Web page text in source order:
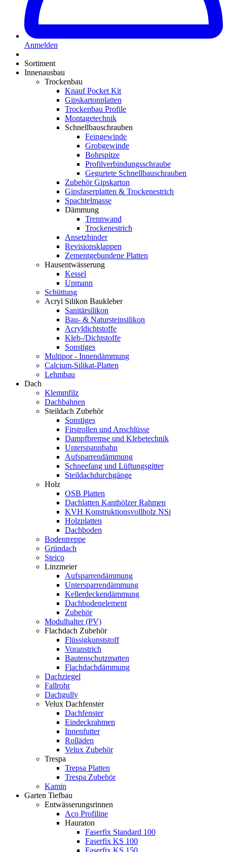
Anmelden
Sortiment
Innenausbau
Trockenbau
Knauf Pocket Kit
Gipskartonplatten
Trockenbau Profile
Montagetechnik
Schnellbauschrauben
Feingewinde
Grobgewinde
Bohrspitze
Profilverbindungsschraube
Gegurtete Schnellbauschrauben
Zubehör Gipskarton
Gipsfaserplatten & Trockenestrich
Spachtelmasse
Dämmung
Trennwand
Trockenestrich
Ansetzbinder
Revisionsklappen
Zementgebundene Platten
Hausentwässerung
Kessel
Upmann
Schüttung
Acryl Silikon Baukleber
Sanitärsilikon
Bau- & Natursteinsilikon
Acryldichtstoffe
Kleb-/Dichtstoffe
Sonstiges
Multipor - Innendämmung
Calcium-Silikat-Platten
Lehmbau
Dach
Klemmfilz
Dachbahnen
Steildach Zubehör
Sonstiges
Firstrollen und Anschlüsse
Dampfbremse und Klebetechnik
Unterspannbahn
Aufsparrendämmung
Schneefang und Lüftungsgitter
Steildachdurchgänge
Holz
OSB Platten
Dachlatten Kanthölzer Rahmen
KVH Konstruktionsvollholz NSi
Holzplatten
Dachboden
Bodentreppe
Gründach
Steico
Linzmeier
Aufsparrendämmung
Untersparrendämmung
Kellerdeckendämmung
Dachbodenelement
Zubehör
Modulhalter (PV)
Flachdach Zubehör
Flüssigkunststoff
Voranstrich
Bautenschutzmatten
Flachdachdämmung
Dachziegel
Fallrohr
Dachgully
Velux Dachfenster
Dachfenster
Eindeckrahmen
Innenfutter
Rolläden
Velux Zubehör
Trespa
Trepsa Platten
Trespa Zubehör
Kamin
Garten Tiefbau
Entwässerungsrinnen
Aco Profiline
Hauraton
Faserfix Standard 100
Faserfix KS 100
Faserfix KS 150